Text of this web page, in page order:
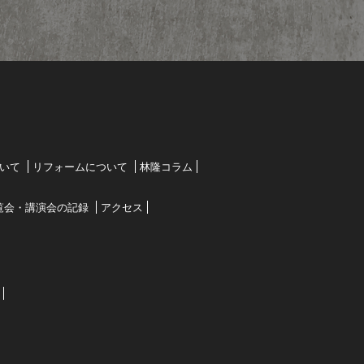
て リフォームについて 林隆コラム
会・講演会の記録 アクセス